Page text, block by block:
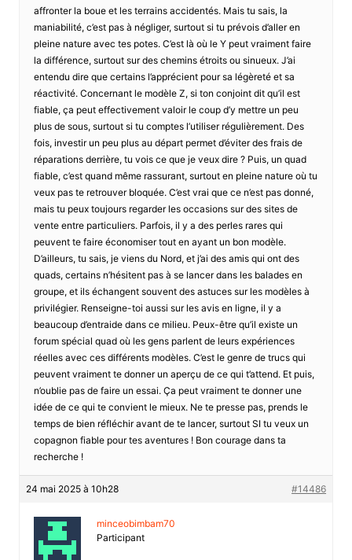
affronter la boue et les terrains accidentés. Mais tu sais, la
maniabilité, c’est pas à négliger, surtout si tu prévois d’aller en
pleine nature avec tes potes. C’est là où le Y peut vraiment faire
la différence, surtout sur des chemins étroits ou sinueux. J’ai
entendu dire que certains l’apprécient pour sa légèreté et sa
réactivité. Concernant le modèle Z, si ton conjoint dit qu’il est
fiable, ça peut effectivement valoir le coup d’y mettre un peu
plus de sous, surtout si tu comptes l’utiliser régulièrement. Des
fois, investir un peu plus au départ permet d’éviter des frais de
réparations derrière, tu vois ce que je veux dire ? Puis, un quad
fiable, c’est quand même rassurant, surtout en pleine nature où tu
veux pas te retrouver bloquée. C’est vrai que ce n’est pas donné,
mais tu peux toujours regarder les occasions sur des sites de
vente entre particuliers. Parfois, il y a des perles rares qui
peuvent te faire économiser tout en ayant un bon modèle.
D’ailleurs, tu sais, je viens du Nord, et j’ai des amis qui ont des
quads, certains n’hésitent pas à se lancer dans les balades en
groupe, et ils échangent souvent des astuces sur les modèles à
privilégier. Renseigne-toi aussi sur les avis en ligne, il y a
beaucoup d’entraide dans ce milieu. Peux-être qu’il existe un
forum spécial quad où les gens parlent de leurs expériences
réelles avec ces différents modèles. C’est le genre de trucs qui
peuvent vraiment te donner un aperçu de ce qui t’attend. Et puis,
n’oublie pas de faire un essai. Ça peut vraiment te donner une
idée de ce qui te convient le mieux. Ne te presse pas, prends le
temps de bien réfléchir avant de te lancer, surtout SI tu veux un
copagnon fiable pour tes aventures ! Bon courage dans ta
recherche !
24 mai 2025 à 10h28 #14486
minceobimbam70
Participant